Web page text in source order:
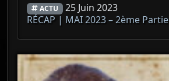
ACTU 25 Juin 2023
RÉCAP | MAI 2023 – 2ème Partie